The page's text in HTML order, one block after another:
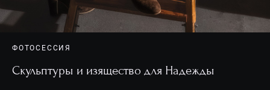
ФОТОСЕССИЯ
Скульптуры и изящество для Надежды